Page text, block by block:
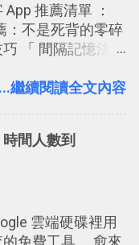
念是Twitter另一
所以 這次的
這個人際網路的概
話，就是 它可以讓
興的擴展你的
電腦玩物上寫過
錯過了幾年前第
機，但在這段時
歸納出「 為什麼值
免費專案管理軟
Trello 切換到繁
活用 Trello 記
推薦清單 ：
：不是死背的零碎
「 間隔記憶法
憶。 舉例來說我今
可能變成相隔一
半個月；那時候
就這樣反覆慢慢
繼續閱讀全文內容
間人數到
雲端硬碟裡用
免費工具。 愈來